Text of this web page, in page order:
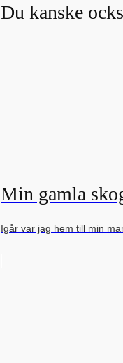
Du kanske
Min gamla
Igår var jag hem till min